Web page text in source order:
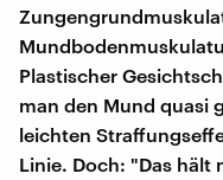
Plastischer
man den Mund quasi
leichten
Linie. Doch: "Das hält